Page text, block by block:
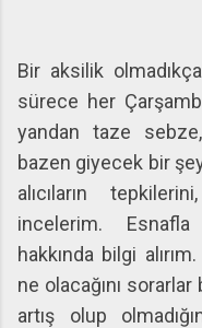
Bir aksilik
sürece her
yandan taze
bazen giyecek bir
alıcıların
incelerim.
hakkında bilgi
ne olacağını
artış olup